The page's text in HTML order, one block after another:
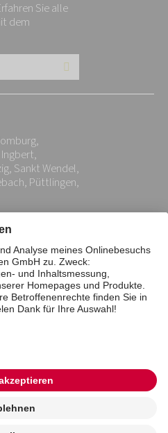
Sie alle
dem
Sankt Wendel,
Püttlingen,
Stiftung
Vertrag widerrufen